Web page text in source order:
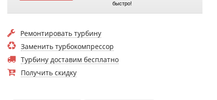
быстро!
Ремонтировать турбину
Заменить турбокомпрессор
Турбину доставим бесплатно
Получить скидку